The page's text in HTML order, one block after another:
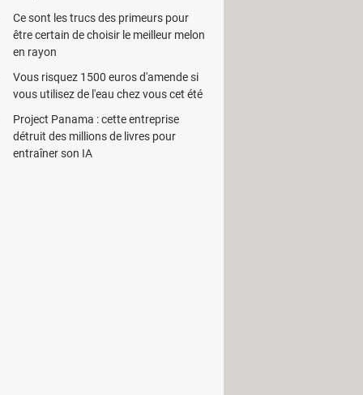
sortes du monde entier, deThe
Interou encore Le Parisienpour
son intention d'acquérir
Candy Crush, Tony Hawk's,
de cette opération –
qu'elle entraîne
simple "absorption" comme on
dans un proche avenir en
de joueurs – toutes
selon les prévisions de Microsoft.
Et compte tenu de sa
Ce sont les trucs des primeurs pour
être certain de choisir le meilleur melon
en rayon
Vous risquez 1500 euros d'amende si
vous utilisez de l'eau chez vous cet été
Project Panama : cette entreprise
détruit des millions de livres pour
entraîner son IA